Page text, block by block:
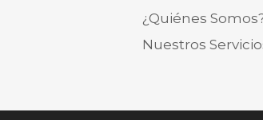
¿Quiénes
Nuestros